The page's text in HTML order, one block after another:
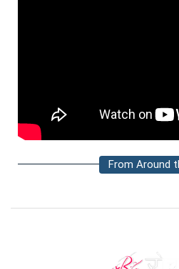
From Around